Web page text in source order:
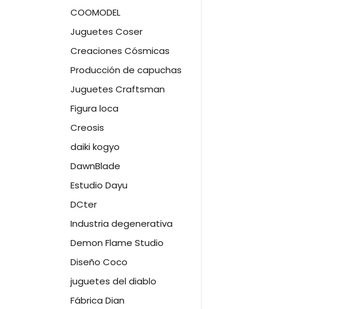
COOMODEL
Juguetes Coser
Creaciones Cósmicas
Producción de capuchas
Juguetes Craftsman
Figura loca
Creosis
daiki kogyo
DawnBlade
Estudio Dayu
DCter
Industria degenerativa
Demon Flame Studio
Diseño Coco
juguetes del diablo
Fábrica Dian